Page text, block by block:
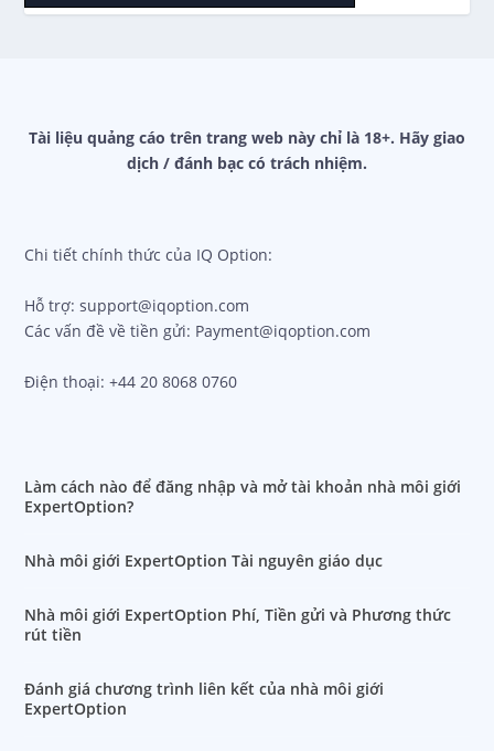
Tài liệu quảng cáo trên trang web này chỉ là 18+. Hãy giao
dịch / đánh bạc có trách nhiệm.
Chi tiết chính thức của IQ Option:
Hỗ trợ: support@iqoption.com
Các vấn đề về tiền gửi: Payment@iqoption.com
Điện thoại: +44 20 8068 0760
Làm cách nào để đăng nhập và mở tài khoản nhà môi giới
ExpertOption?
Nhà môi giới ExpertOption Tài nguyên giáo dục
Nhà môi giới ExpertOption Phí, Tiền gửi và Phương thức
rút tiền
Đánh giá chương trình liên kết của nhà môi giới
ExpertOption